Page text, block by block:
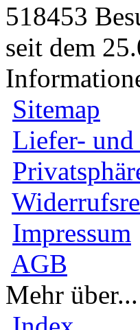
518453
seit dem
Sitemap
Liefer- und
Impressum
AGB
Mehr über...